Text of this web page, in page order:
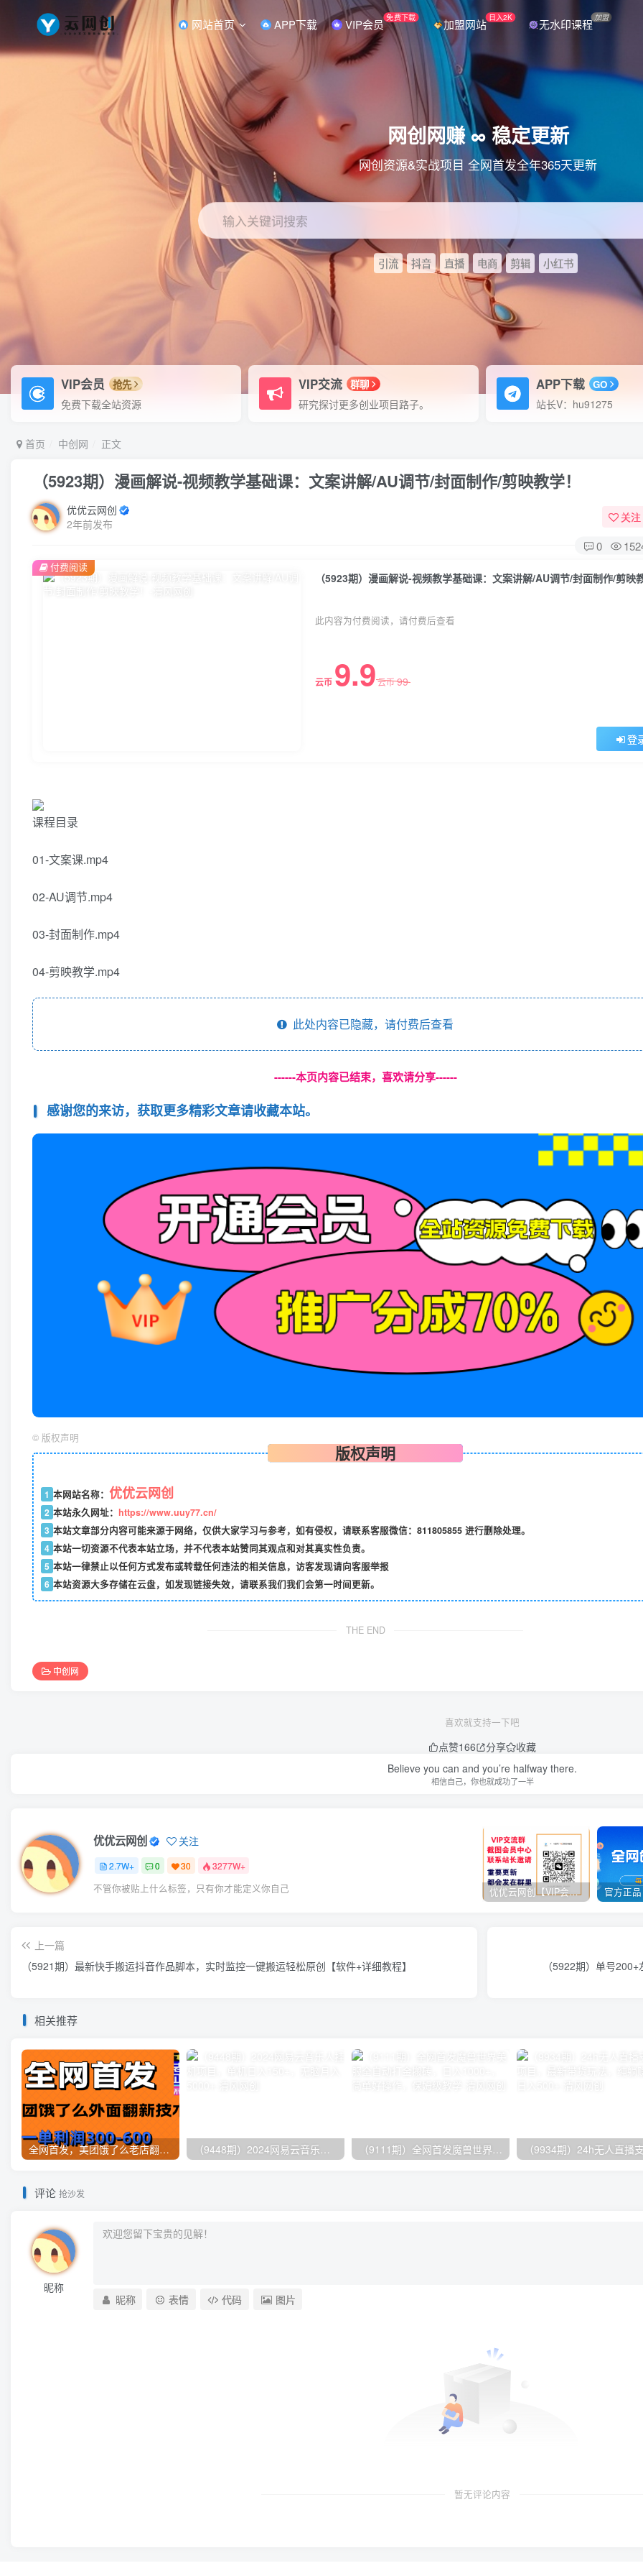
网站首页 APP下载 VIP会员 免费下载 加盟网站 日入2K 无水印课程加盟
网创网赚 ∞ 稳定更新
网创资源&实战项目 全网首发全年365天更新
输入关键词搜索
引流 抖音 直播 电商 剪辑 小红书
VIP会员 抢先
免费下载全站资源
VIP交流 群聊
研究探讨更多创业项目路子。
APP下载 GO
站长V：hu91275
首页 中创网 正文
（5923期）漫画解说-视频教学基础课：文案讲解/AU调节/封面制作/剪映教学！
优优云网创
2年前发布
关注
0
（5923期）漫画解说-视频教学基础课：文案讲解/AU调节/封面制作/剪映
此内容为付费阅读，请付费后查看
云币 9.9云币99
登
付费阅读
课程目录
01-文案课.mp4
02-AU调节.mp4
03-封面制作.mp4
04-剪映教学.mp4
此处内容已隐藏，请付费后查看
------本页内容已结束，喜欢请分享------
感谢您的来访，获取更多精彩文章请收藏本站。
© 版权声明
版权声明
1 本网站名称： 优优云网创
2 本站永久网址： https://www.uuy77.cn/
3 本站文章部分内容可能来源于网络，仅供大家学习与参考，如有侵权，请联系客服微信：811805855 进行删除处理。
4 本站一切资源不代表本站立场，并不代表本站赞同其观点和对其真实性负责。
5 本站一律禁止以任何方式发布或转载任何违法的相关信息，访客发现请向客服举报
6 本站资源大多存储在云盘，如发现链接失效，请联系我们我们会第一时间更新。
THE END
中创网
喜欢就支持一下吧
点赞166 分享
收藏
Believe you can and you’re halfway there.
相信自己，你也就成功了一半
优优云网创 关注
2.7W+ 0 30 3277W+
不管你被贴上什么标签，只有你才能定义你自己 优优云网创【VIP会员专属交流群】
上一篇
（5921期）最新快手搬运抖音作品脚本，实时监控一键搬运轻松原创【软件+详细教程】
（5922期）单号
相关推荐
全网首发，美团饿了么老店翻新最新技术，一单利润300-600
评论 抢沙发
昵称
昵称
表情 代码 图片
暂无评论内容